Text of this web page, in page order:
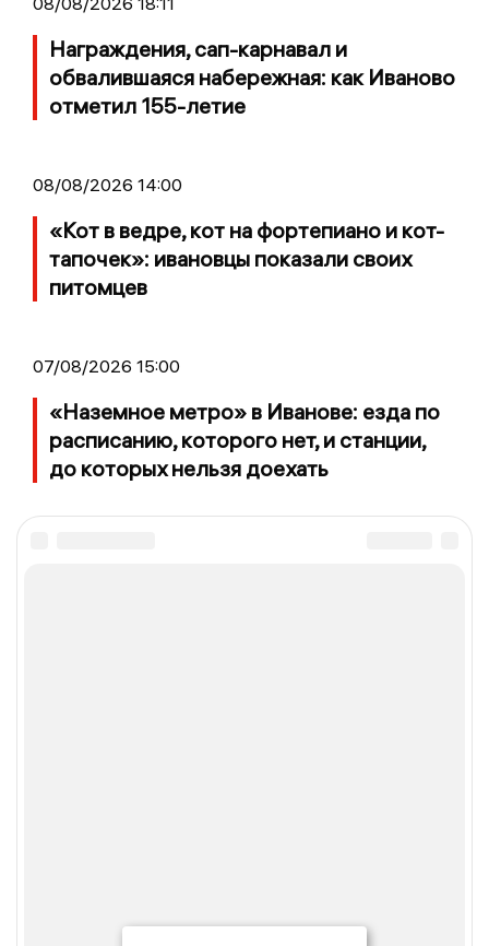
Награждения, сап-карнавал и
обвалившаяся набережная: как Иваново
отметил 155-летие
08/08/2026 14:00
«Кот в ведре, кот на фортепиано и кот-
тапочек»: ивановцы показали своих
питомцев
07/08/2026 15:00
«Наземное метро» в Иванове: езда по
расписанию, которого нет, и станции,
до которых нельзя доехать